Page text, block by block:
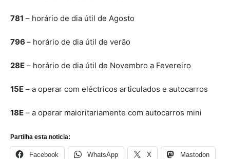
781 – horário de dia útil de Agosto
796 – horário de dia útil de verão
28E – horário de dia útil de Novembro a Fevereiro
15E – a operar com eléctricos articulados e autocarros
18E – a operar maioritariamente com autocarros mini
Partilha esta noticia:
Facebook WhatsApp X Mastodon